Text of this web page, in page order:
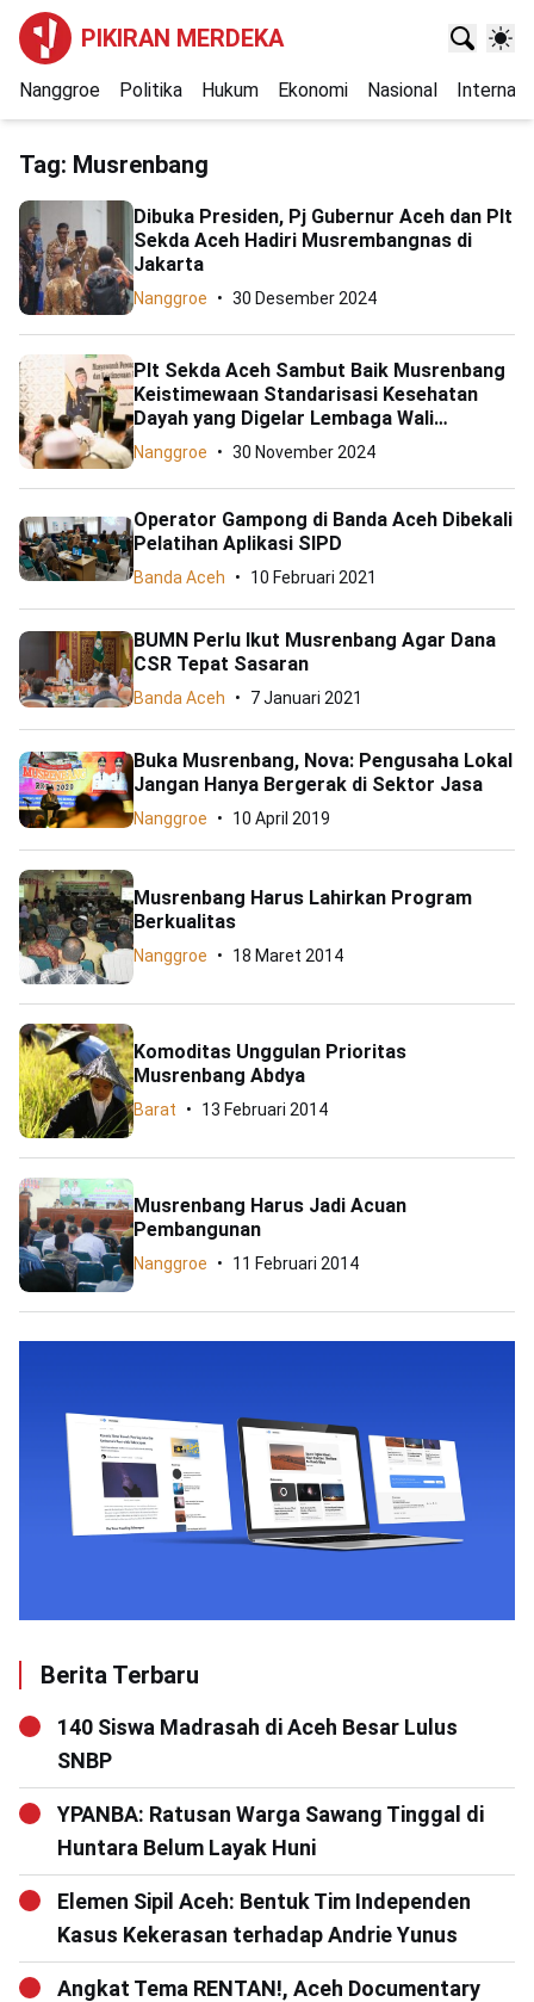
PIKIRAN MERDEKA
Nanggroe Politika Hukum Ekonomi Nasional
Tag: Musrenbang
Dibuka Presiden, Pj Gubernur Aceh dan Plt
Sekda Aceh Hadiri Musrembangnas di
Jakarta
Nanggroe 30 Desember 2024
Plt Sekda Aceh Sambut Baik Musrenbang
Keistimewaan Standarisasi Kesehatan
Dayah yang Digelar Lembaga Wali
Nanggroe
Nanggroe 30 November 2024
Operator Gampong di Banda Aceh Dibekali
Pelatihan Aplikasi SIPD
Banda Aceh 10 Februari 2021
BUMN Perlu Ikut Musrenbang Agar Dana
CSR Tepat Sasaran
Banda Aceh 7 Januari 2021
Buka Musrenbang, Nova: Pengusaha Lokal
Jangan Hanya Bergerak di Sektor Jasa
Nanggroe 10 April 2019
Musrenbang Harus Lahirkan Program
Berkualitas
Nanggroe 18 Maret 2014
Komoditas Unggulan Prioritas
Musrenbang Abdya
Barat 13 Februari 2014
Musrenbang Harus Jadi Acuan
Pembangunan
Nanggroe 11 Februari 2014
Berita Terbaru
140 Siswa Madrasah di Aceh Besar Lulus
SNBP
YPANBA: Ratusan Warga Sawang Tinggal di
Huntara Belum Layak Huni
Elemen Sipil Aceh: Bentuk Tim Independen
Kasus Kekerasan terhadap Andrie Yunus
Angkat Tema RENTAN!, Aceh Documentary